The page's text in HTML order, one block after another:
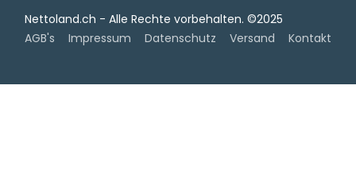
Nettoland.ch - Alle Rechte vorbehalten.​ ©2025
AGB's
Impressum Datenschutz Versand Kontakt